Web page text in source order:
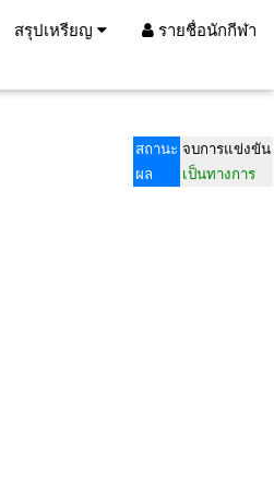
สรุปเหรียญ รายชื่อนักกีฬา
สถานะ จบการแข่งขัน
ผล
เป็นทางการ